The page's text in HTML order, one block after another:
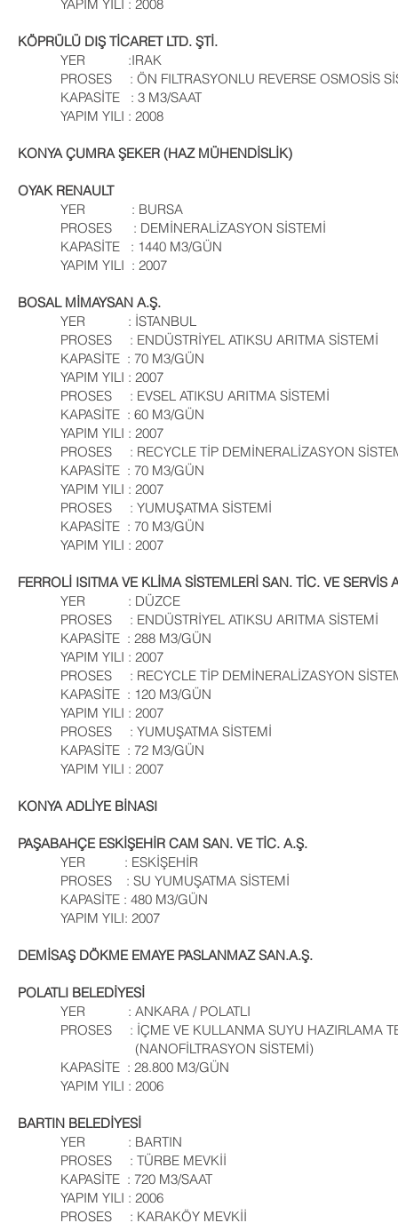
YAPIM YILI : 2008
KÖPRÜLÜ DIŞ TİCARET LTD. ŞTİ.
YER :IRAK
PROSES : ÖN FILTRASYONLU REVERSE OSMOSİS
KAPASİTE : 3 M3/SAAT
YAPIM YILI : 2008
KONYA ÇUMRA ŞEKER (HAZ MÜHENDİSLİK)
OYAK RENAULT
YER : BURSA
PROSES : DEMİNERALİZASYON SİSTEMİ
KAPASİTE : 1440 M3/GÜN
YAPIM YILI : 2007
BOSAL MİMAYSAN A.Ş.
YER : İSTANBUL
PROSES : ENDÜSTRİYEL ATIKSU ARITMA SİSTEMİ
KAPASİTE : 70 M3/GÜN
YAPIM YILI : 2007
PROSES : EVSEL ATIKSU ARITMA SİSTEMİ
KAPASİTE : 60 M3/GÜN
YAPIM YILI : 2007
PROSES : RECYCLE TİP DEMİNERALİZASYON
KAPASİTE : 70 M3/GÜN
YAPIM YILI : 2007
PROSES : YUMUŞATMA SİSTEMİ
KAPASİTE : 70 M3/GÜN
YAPIM YILI : 2007
FERROLİ ISITMA VE KLİMA SİSTEMLERİ SAN. TİC. VE SERVİS
YER : DÜZCE
PROSES : ENDÜSTRİYEL ATIKSU ARITMA SİSTEMİ
KAPASİTE : 288 M3/GÜN
YAPIM YILI : 2007
PROSES : RECYCLE TİP DEMİNERALİZASYON
KAPASİTE : 120 M3/GÜN
YAPIM YILI : 2007
PROSES : YUMUŞATMA SİSTEMİ
KAPASİTE : 72 M3/GÜN
YAPIM YILI : 2007
KONYA ADLİYE BİNASI
PAŞABAHÇE ESKİŞEHİR CAM SAN. VE TİC. A.Ş.
YER : ESKİŞEHİR
PROSES : SU YUMUŞATMA SİSTEMİ
KAPASİTE : 480 M3/GÜN
YAPIM YILI: 2007
DEMİSAŞ DÖKME EMAYE PASLANMAZ SAN.A.Ş.
POLATLI BELEDİYESİ
YER : ANKARA / POLATLI
PROSES : İÇME VE KULLANMA SUYU HAZIRLAMA
(NANOFİLTRASYON SİSTEMİ)
KAPASİTE : 28.800 M3/GÜN
YAPIM YILI : 2006
BARTIN BELEDİYESİ
YER : BARTIN
PROSES : TÜRBE MEVKİİ
KAPASİTE : 720 M3/SAAT
YAPIM YILI : 2006
PROSES : KARAKÖY MEVKİİ